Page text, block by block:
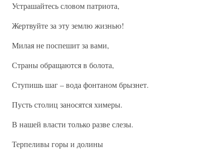
Устрашайтесь словом патриота,
Жертвуйте за эту землю жизнью!
Милая не поспешит за вами,
Страны обращаются в болота,
Ступишь шаг – вода фонтаном брызнет.
Пусть столиц заносятся химеры.
В нашей власти только разве слезы.
Терпеливы горы и долины